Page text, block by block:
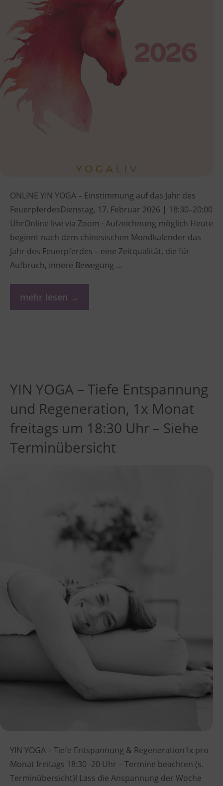
ONLINE YIN YOGA – Einstimmung auf das Jahr des
FeuerpferdesDienstag, 17. Februar 2026 | 18:30–20:00
UhrOnline live via Zoom · Aufzeichnung möglich Heute
beginnt nach dem chinesischen Mondkalender das
Jahr des Feuerpferdes – eine Zeitqualität, die für
Aufbruch, innere Bewegung …
mehr lesen →
YIN YOGA – Tiefe Entspannung
und Regeneration, 1x Monat
freitags um 18:30 Uhr – Siehe
Terminübersicht
YIN YOGA – Tiefe Entspannung & Regeneration1x pro
Monat freitags 18:30 -20 Uhr – Termine beachten (s.
Terminübersicht)! Lass die Anspannung der Woche